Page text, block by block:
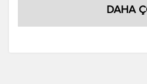
DAHA